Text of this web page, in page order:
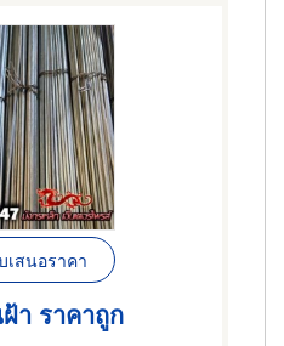
เสนอราคา
า ราคาถูก